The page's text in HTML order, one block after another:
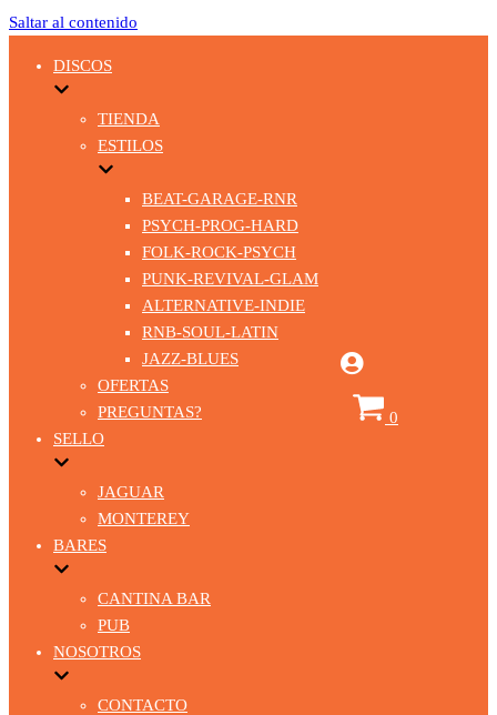
Saltar al contenido
DISCOS
TIENDA
ESTILOS
BEAT-GARAGE-RNR
PSYCH-PROG-HARD
FOLK-ROCK-PSYCH
PUNK-REVIVAL-GLAM
ALTERNATIVE-INDIE
RNB-SOUL-LATIN
JAZZ-BLUES
OFERTAS
PREGUNTAS?
SELLO
JAGUAR
MONTEREY
BARES
CANTINA BAR
PUB
NOSOTROS
CONTACTO
0